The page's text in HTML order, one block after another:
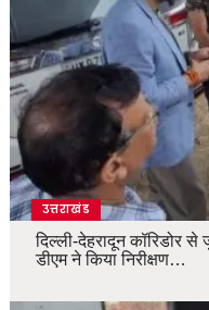
उत्तराखंड
दिल्ली-देहरादून कॉरिडोर
डीएम ने किया निरीक्षण…